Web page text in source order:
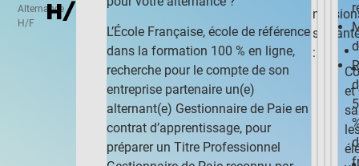
Alternance
H/F
H/F
L’École Française, école de référence
dans la formation 100 % en ligne,
recherche pour le compte de son
entreprise partenaire un(e)
alternant(e) Gestionnaire de Paie en
contrat d’apprentissage, pour
préparer un Titre Professionnel
:
et